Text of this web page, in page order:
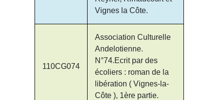
Vignes la Côte.
110CG074
Association Culturelle
Andelotienne.
N°74.Ecrit par des
écoliers : roman de la
libération ( Vignes-la-
Côte ), 1ère partie.